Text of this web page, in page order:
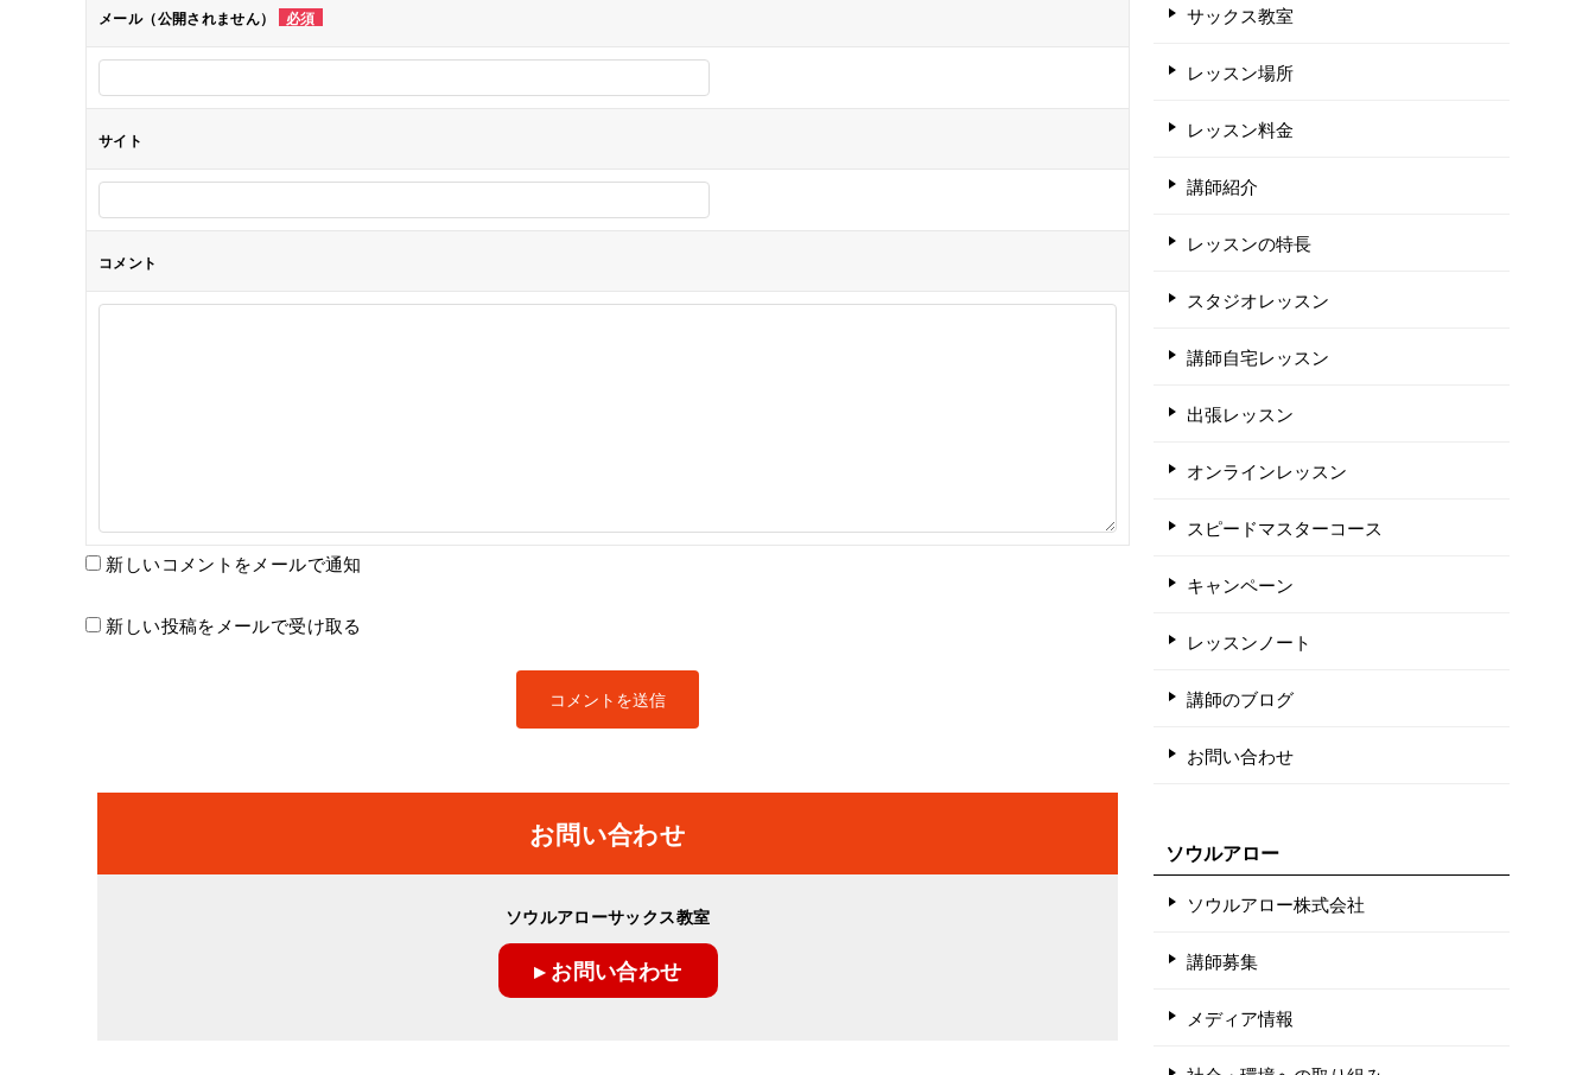
ョ
メール（公開されません） 必須
サイト
コメント
新しいコメントをメールで通知
新しい投稿をメールで受け取る
お問い合わせ
ソウルアローサックス教室
▸ お問い合わせ
サックス教室
レッスン場所
レッスン料金
講師紹介
レッスンの特長
スタジオレッスン
講師自宅レッスン
出張レッスン
オンラインレッスン
スピードマスターコース
キャンペーン
レッスンノート
講師のブログ
お問い合わせ
ソウルアロー
ソウルアロー株式会社
講師募集
メディア情報